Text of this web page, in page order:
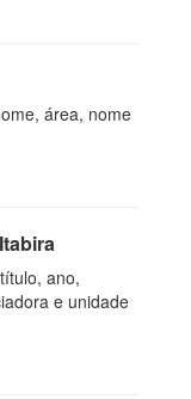
área, nome
ano,
e unidade